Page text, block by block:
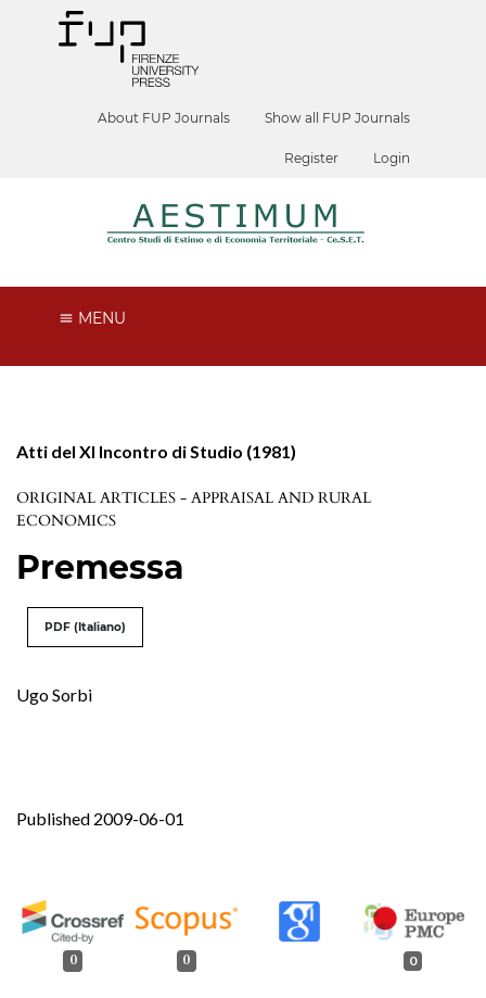
About FUP Journals Show all FUP Journals
Register Login
MENU
Atti del XI Incontro di Studio (1981)
ORIGINAL ARTICLES - APPRAISAL AND RURAL
ECONOMICS
Premessa
PDF (Italiano)
Ugo Sorbi
Published 2009-06-01
0 0 0